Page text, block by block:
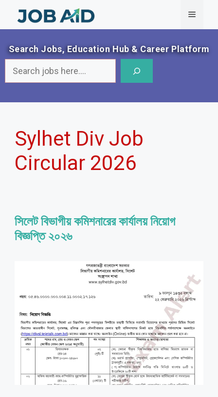
content
Menu
Search Jobs, Education Hub & Career Platform
Sylhet Div Job
Circular 2026
সিলেট বিভাগীয় কমিশনারের কার্যালয় নিয়োগ
বিজ্ঞপ্তি ২০২৬